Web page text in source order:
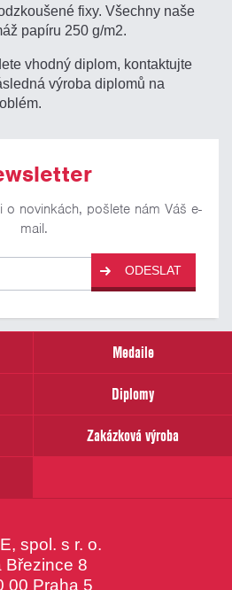
fixy. Všechny naše
papíru 250 g/m2.
vhodný diplom, kontaktujte
výroba diplomů na
o novinkách, pošlete nám Váš e-
mail.
ODESLAT
Medaile
Diplomy
Zakázková výroba
spol. s r. o.
Březince 8
00 Praha 5